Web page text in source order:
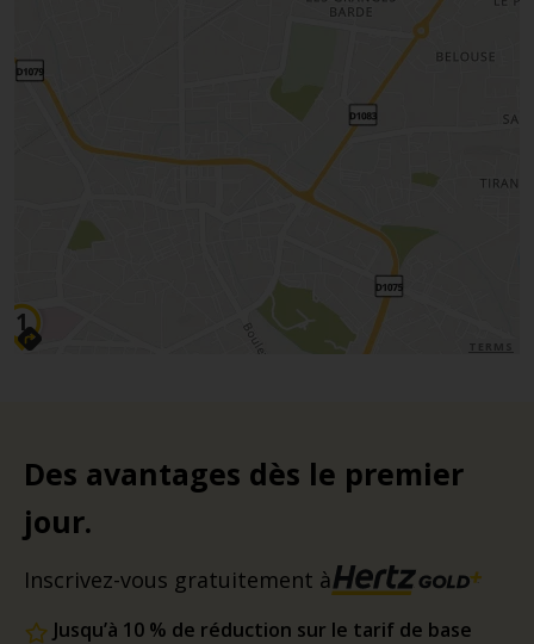
Des avantages dès le premier
jour.
Inscrivez-vous gratuitement à
Jusqu’à 10 % de réduction sur le tarif de base